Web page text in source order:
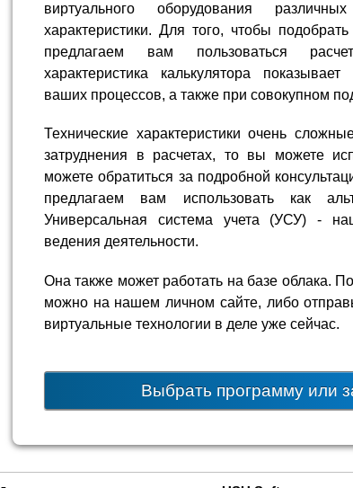
виртуального оборудования
характеристики. Для того, чтобы
предлагаем вам пользоваться
характеристика калькулятора
ваших процессов, а также при совокупном
Технические характеристики очень
затруднения в расчетах, то вы можете
можете обратиться за подробной
предлагаем вам использовать как
Универсальная система учета (УСУ) -
ведения деятельности.
Она также может работать на базе облака.
можно на нашем личном сайте, либо
виртуальные технологии в деле уже сейчас.
Выбрать программу или